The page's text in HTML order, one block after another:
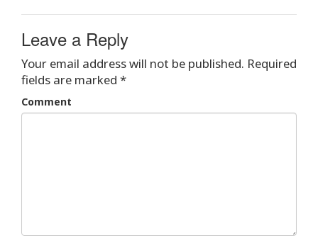
Leave a Reply
Your email address will not be published. Required
fields are marked *
Comment